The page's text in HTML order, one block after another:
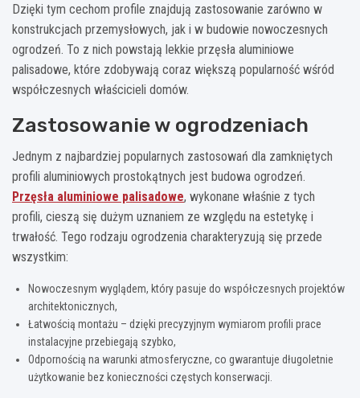
Dzięki tym cechom profile znajdują zastosowanie zarówno w
konstrukcjach przemysłowych, jak i w budowie nowoczesnych
ogrodzeń. To z nich powstają lekkie przęsła aluminiowe
palisadowe, które zdobywają coraz większą popularność wśród
współczesnych właścicieli domów.
Zastosowanie w ogrodzeniach
Jednym z najbardziej popularnych zastosowań dla zamkniętych
profili aluminiowych prostokątnych jest budowa ogrodzeń.
Przęsła aluminiowe palisadowe, wykonane właśnie z tych
profili, cieszą się dużym uznaniem ze względu na estetykę i
trwałość. Tego rodzaju ogrodzenia charakteryzują się przede
wszystkim:
Nowoczesnym wyglądem, który pasuje do współczesnych projektów
architektonicznych,
Łatwością montażu – dzięki precyzyjnym wymiarom profili prace
instalacyjne przebiegają szybko,
Odpornością na warunki atmosferyczne, co gwarantuje długoletnie
użytkowanie bez konieczności częstych konserwacji.